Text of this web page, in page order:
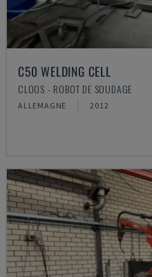
C50 WELDING CELL
CLOOS - ROBOT DE SOUDAGE
ALLEMAGNE 2012